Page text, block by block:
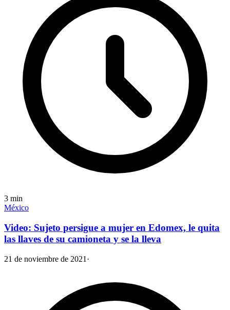
3 min
México
Video: Sujeto persigue a mujer en Edomex, le quita
las llaves de su camioneta y se la lleva
21 de noviembre de 2021 ·